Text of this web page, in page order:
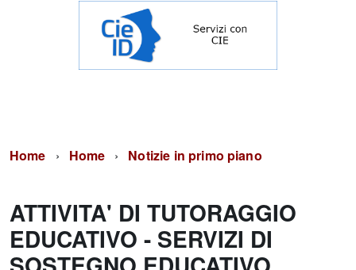
Home Home Notizie in primo piano
ATTIVITA' DI TUTORAGGIO
EDUCATIVO - SERVIZI DI